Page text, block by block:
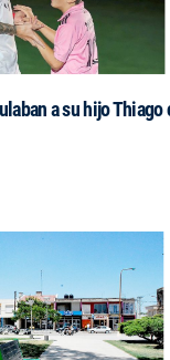
a su hijo Thiago